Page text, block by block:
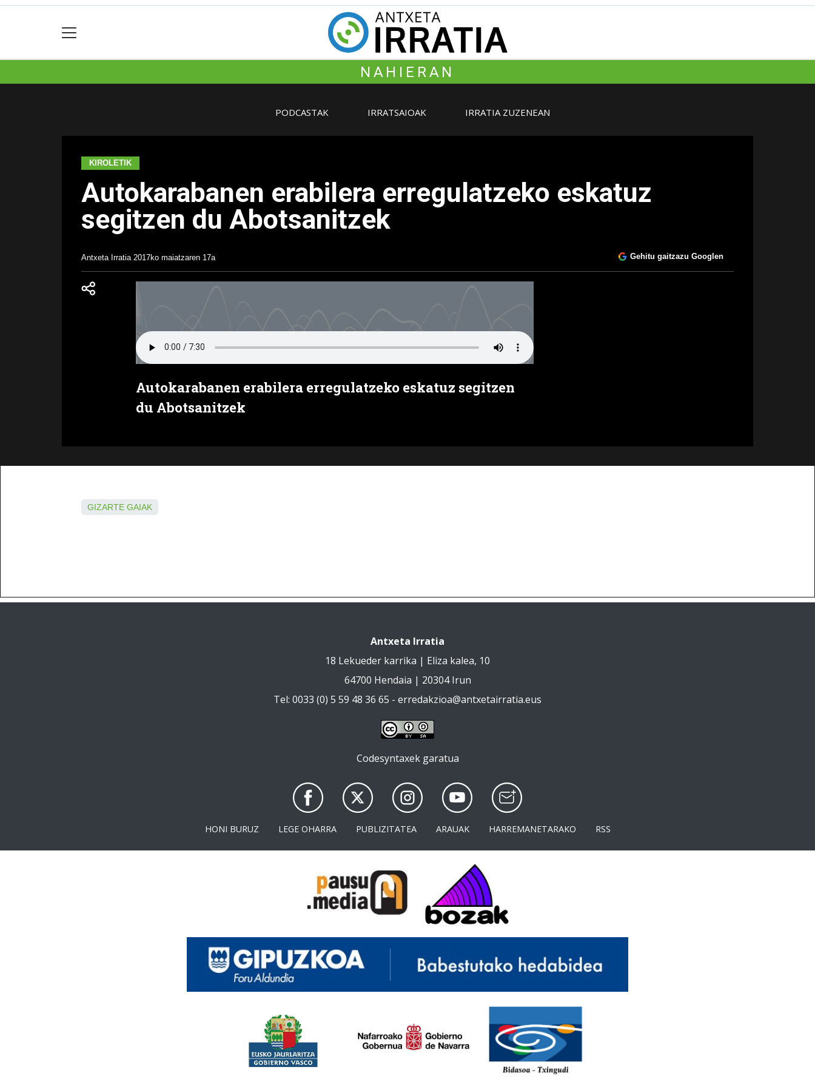
NAHIERAN
PODCASTAK IRRATSAIOAK IRRATIA ZUZENEAN
KIROLETIK
Autokarabanen erabilera erregulatzeko eskatuz
segitzen du Abotsanitzek
Antxeta Irratia 2017ko maiatzaren 17a Gehitu gaitzazu Googlen
Autokarabanen erabilera erregulatzeko eskatuz segitzen
du Abotsanitzek
GIZARTE GAIAK
Antxeta Irratia
18 Lekueder karrika | Eliza kalea, 10
64700 Hendaia | 20304 Irun
Tel: 0033 (0) 5 59 48 36 65 - erredakzioa@antxetairratia.eus
Codesyntaxek garatua
HONI BURUZ LEGE OHARRA PUBLIZITATEA ARAUAK HARREMANETARAKO RSS